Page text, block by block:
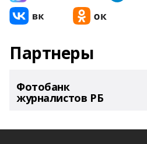
Партнеры
Фотобанк
журналистов РБ